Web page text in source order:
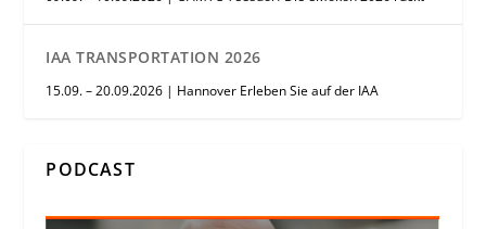
IAA TRANSPORTATION 2026
15.09. – 20.09.2026 | Hannover Erleben Sie auf der IAA
PODCAST